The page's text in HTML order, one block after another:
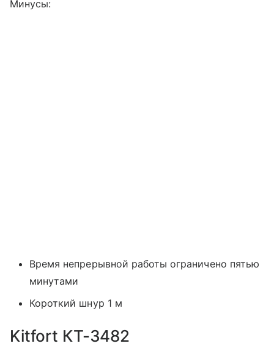
Минусы:
Время непрерывной работы ограничено пятью
минутами
Короткий шнур 1 м
Kitfort КТ-3482